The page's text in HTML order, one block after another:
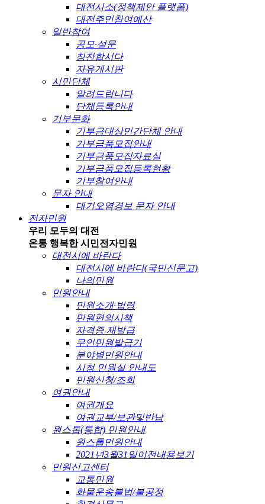
대전시소(정책제안 플랫폼)
대전주민참여예산
일반참여
공모·설문
칭찬합시다
자유게시판
시민단체
알려드립니다
단체등록안내
기부문화
기부금대상민간단체 안내
기부금품모집안내
기부금품모집자료실
기부금품모집등록현황
기부참여안내
문자 안내
대기오염경보 문자 안내
전자민원
우리 모두의 대전
온통 행복한 시민전자민원
대전시에 바란다
대전시에 바란다(국민신문고)
나의민원
민원안내
민원소개·법령
민원편의시책
자격증 재발급
무인민원발급기
분야별민원안내
시청 민원실 안내도
민원신청/조회
여권안내
여권개요
여권교부/보관및반납
원스톱(통합) 민원안내
원스톱민원안내
2021년3월31일이전내용보기
민원신고센터
교통민원
화물운송불법/불공정